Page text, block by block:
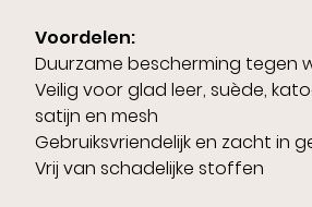
Voordelen:
Duurzame bescherming tegen
Veilig voor glad leer, suède,
satijn en mesh
Gebruiksvriendelijk en zacht in
Vrij van schadelijke stoffen